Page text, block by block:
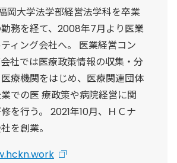
岡大学法学部経営法学科を卒業
務を経て、2008年7月より医業
ィング会社へ。 医業経営コン
社では医療政策情報の収集・分
療機関をはじめ、医療関連団体
での医 療政策や病院経営に関
を行う。 2021年10月、ＨＣナ
を創業。